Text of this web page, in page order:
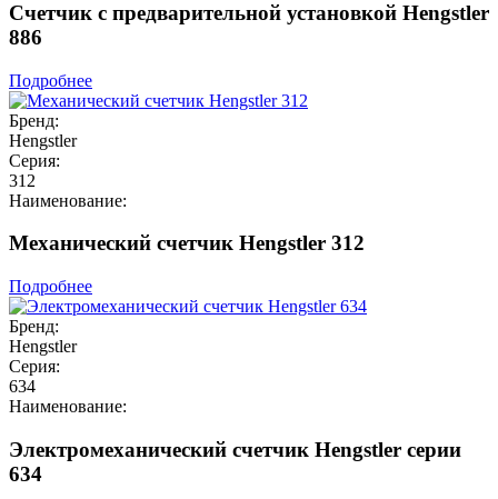
Счетчик с предварительной установкой Hengstler
886
Подробнее
Бренд:
Hengstler
Серия:
312
Наименование:
Механический счетчик Hengstler 312
Подробнее
Бренд:
Hengstler
Серия:
634
Наименование:
Электромеханический счетчик Hengstler серии
634